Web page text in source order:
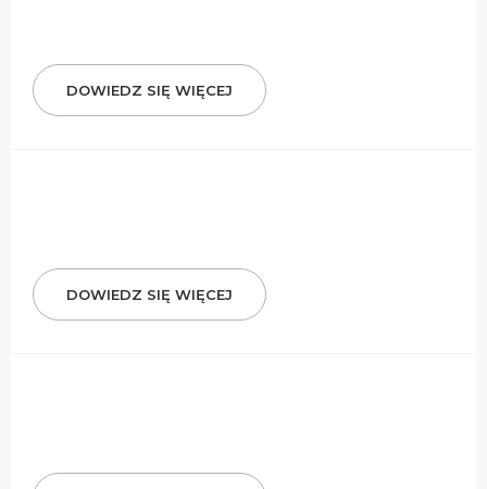
DOWIEDZ SIĘ WIĘCEJ
DOWIEDZ SIĘ WIĘCEJ